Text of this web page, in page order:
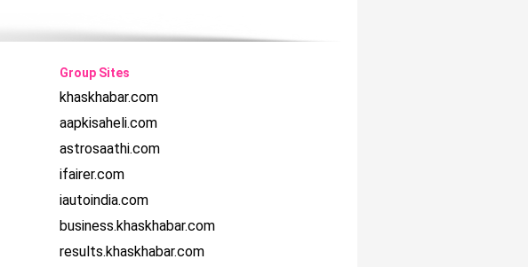
Group Sites
khaskhabar.com
aapkisaheli.com
astrosaathi.com
ifairer.com
iautoindia.com
business.khaskhabar.com
results.khaskhabar.com